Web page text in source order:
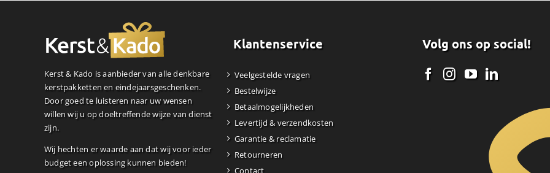
Kerst & Kado is aanbieder van alle denkbare
kerstpakketten en eindejaarsgeschenken.
Door goed te luisteren naar uw wensen
willen wij u op doeltreffende wijze van dienst
zijn.
Wij hechten er waarde aan dat wij voor ieder
budget een oplossing kunnen bieden!
Klantenservice
Veelgestelde vragen
Bestelwijze
Betaalmogelijkheden
Levertijd & verzendkosten
Garantie & reclamatie
Retourneren
Contact
Volg ons op social!